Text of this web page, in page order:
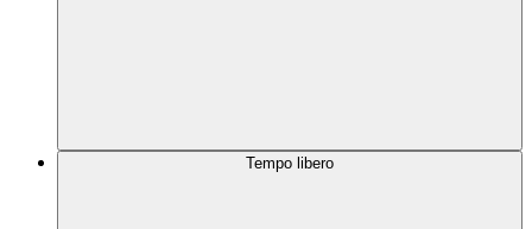
Tempo libero